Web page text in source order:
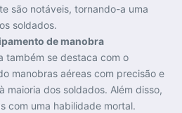
são notáveis, tornando-a uma
soldados.
de manobra
também se destaca com o
manobras aéreas com precisão e
maioria dos soldados. Além disso,
com uma habilidade mortal.